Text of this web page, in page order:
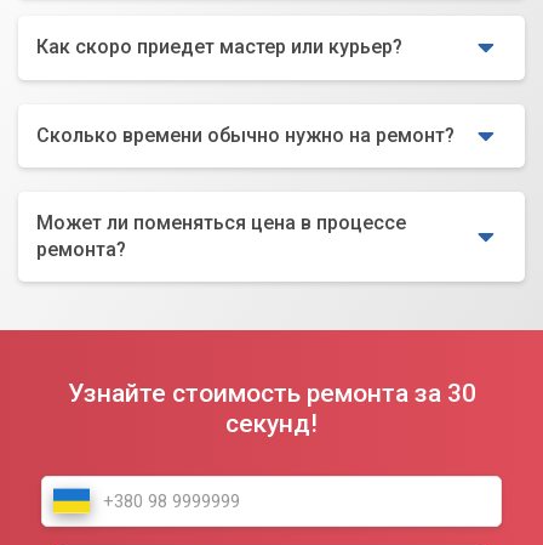
Как скоро приедет мастер или курьер?
Сколько времени обычно нужно на ремонт?
Может ли поменяться цена в процессе
ремонта?
Узнайте стоимость ремонта за 30
секунд!